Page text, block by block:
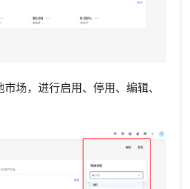
场，进行启用、停用、编辑、